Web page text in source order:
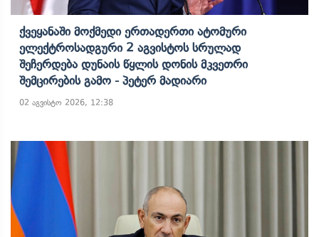
Ქვეყანაში Მოქმედი Ერთადერთი Ატომური
Ელექტროსადგური 2 Აგვისტოს Სრულად
Შეჩერდება Დუნაის Წყლის Დონის Მკვეთრი
Შემცირების Გამო - Პეტერ Მადიარი
02 აგვისტო 2026, 12:38